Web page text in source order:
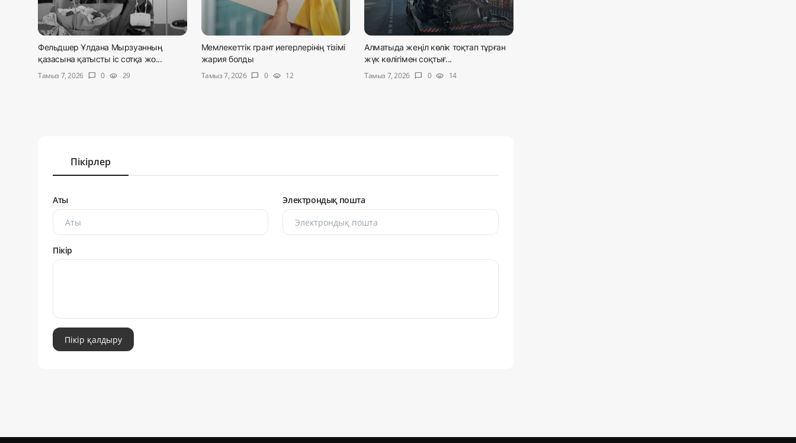
Фельдшер Ұлдана Мырзуанның
қазасына қатысты іс сотқа жо...
Тамыз 7, 2026
chat_bubble 0 visibility 29
Мемлекеттік грант иегерлерінің тізімі
жария болды
Тамыз 7, 2026
chat_bubble 0 visibility 12
Алматыда жеңіл көлік тоқтап тұрған
жүк көлігімен соқтығ...
Тамыз 7, 2026
chat_bubble 0 visibility 14
Пікірлер
Аты Электрондық пошта
Пікір
Пікір қалдыру